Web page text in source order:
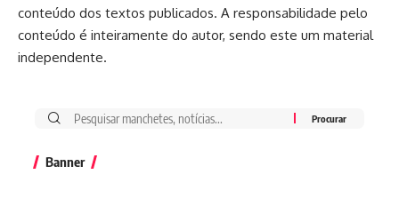
conteúdo dos textos publicados. A responsabilidade pelo
conteúdo é inteiramente do autor, sendo este um material
independente.
Banner